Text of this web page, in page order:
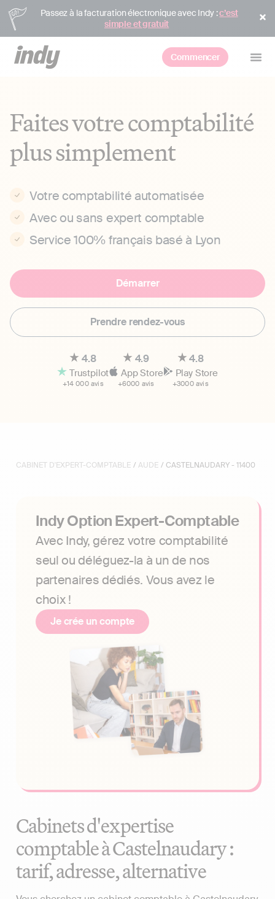
Passez à la facturation électronique avec Indy :c’est
simple et gratuit
Commencer
Faites votre comptabilité
plus simplement
Votre comptabilité automatisée
Avec ou sans expert comptable
Service 100% français basé à Lyon
Démarrer
Prendre rendez-vous
4.8
Trustpilot
+14 000 avis
4.9
App Store
+6000 avis
4.8
Play Store
+3000 avis
CABINET D'EXPERT-COMPTABLE / AUDE / CASTELNAUDARY - 11400
Indy Option Expert-Comptable
Avec Indy, gérez votre comptabilité
seul ou déléguez-la à un de nos
partenaires dédiés. Vous avez le
choix !
Je crée un compte
Cabinets d'expertise
comptable à Castelnaudary :
tarif, adresse, alternative